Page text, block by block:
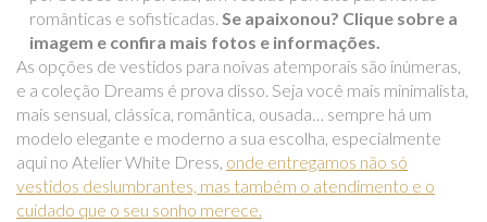
românticas e sofisticadas. Se apaixonou? Clique sobre a
imagem e confira mais fotos e informações.
As opções de vestidos para noivas atemporais são inúmeras,
e a coleção Dreams é prova disso. Seja você mais minimalista,
mais sensual, clássica, romântica, ousada… sempre há um
modelo elegante e moderno a sua escolha, especialmente
aqui no Atelier White Dress, onde entregamos não só
vestidos deslumbrantes, mas também o atendimento e o
cuidado que o seu sonho merece.